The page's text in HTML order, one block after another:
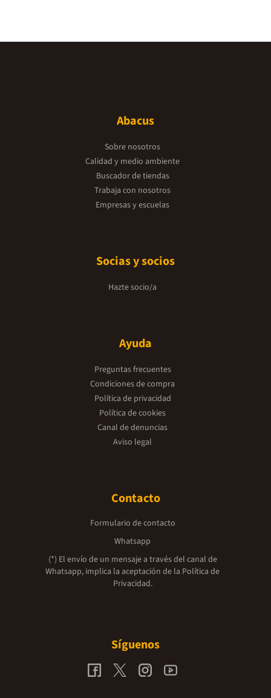
Abacus
Sobre nosotros
Calidad y medio ambiente
Buscador de tiendas
Trabaja con nosotros
Empresas y escuelas
Socias y socios
Hazte socio/a
Ayuda
Preguntas frecuentes
Condiciones de compra
Política de privacidad
Política de cookies
Canal de denuncias
Aviso legal
Contacto
Formulario de contacto
Whatsapp
(*) El envío de un mensaje a través del canal de
Whatsapp, implica la aceptación de la Política de
Privacidad.
Síguenos